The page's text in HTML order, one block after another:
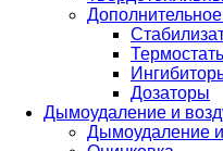
Дозаторы
Дымоудаление и
Дымоудаление